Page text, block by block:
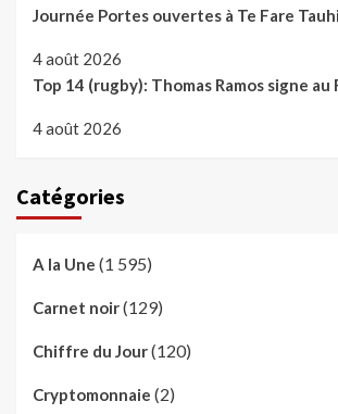
Journée Portes ouvertes à Te Fare
4 août 2026
Top 14 (rugby): Thomas Ramos signe au
4 août 2026
Catégories
A la Une (1 595)
Carnet noir(129)
Chiffre du Jour(120)
Cryptomonnaie (2)